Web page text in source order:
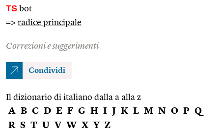
TS bot.
=> radice principale
Correzioni e suggerimenti
Condividi
Il dizionario di italiano dalla a alla z
A B C D E F G H I J K L M N O P Q
R S T U V W X Y Z